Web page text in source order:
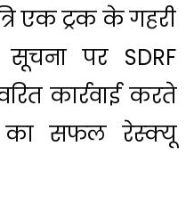
एक ट्रक के गहरी
पर SDRF
कार्रवाई करते
सफल रेस्क्यू